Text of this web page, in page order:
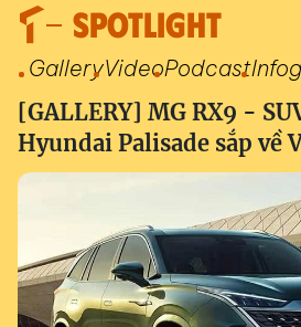
SPOTLIGHT
GalleryVideoPodcast
[GALLERY] MG RX9 -
Hyundai Palisade sắp về